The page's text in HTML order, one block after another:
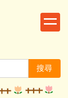
搜尋